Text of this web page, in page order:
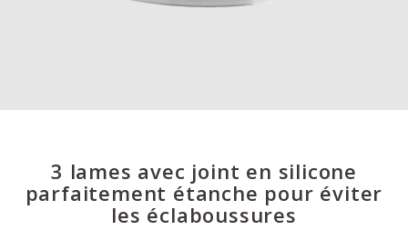
3 lames avec joint en silicone
parfaitement étanche pour éviter
les éclaboussures